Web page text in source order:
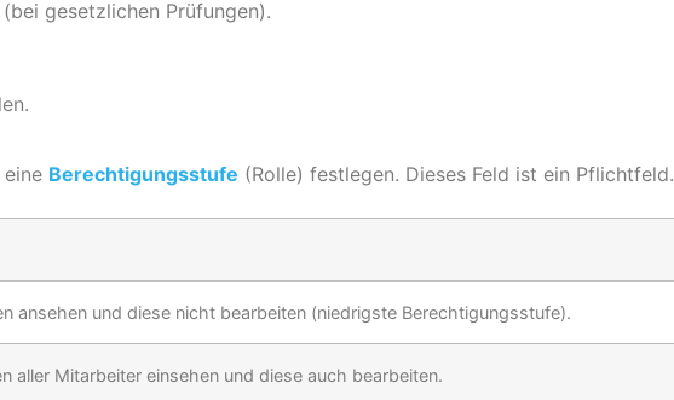
gesetzlichen Prüfungen).
Berechtigungsstufe (Rolle) festlegen. Dieses Feld ist ein Pflichtfeld.
ansehen und diese nicht bearbeiten (niedrigste Berechtigungsstufe).
aller Mitarbeiter einsehen und diese auch bearbeiten.